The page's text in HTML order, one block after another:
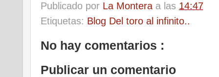
Publicado por La Montera a las 14:47
Etiquetas: Blog Del toro al infinito..
No hay comentarios :
Publicar un comentario